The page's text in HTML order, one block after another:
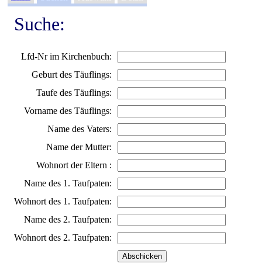
Suche:
Lfd-Nr im Kirchenbuch:
Geburt des Täuflings:
Taufe des Täuflings:
Vorname des Täuflings:
Name des Vaters:
Name der Mutter:
Wohnort der Eltern :
Name des 1. Taufpaten:
Wohnort des 1. Taufpaten:
Name des 2. Taufpaten:
Wohnort des 2. Taufpaten: